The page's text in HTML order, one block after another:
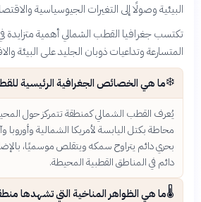
البيئية وصولًا إلى التغيرات الجيوسياسية
تكتسب جغرافيا القطب الشمالي أهمية متزايدة
المتسارعة وتداعيات ذوبان الجليد على البيئة
❄️ما هي الخصائص الجغرافية الرئيسية
يُعرف القطب الشمالي كمنطقة تتمركز حول
محاطة بكتل اليابسة لأمريكا الشمالية وأوروبا
بحري دائم يتراوح سمكه ويتقلص موسميًا،
دائم في المناطق القطبية المحيطة.
🌡️ما هي الظواهر المناخية التي تشهدها